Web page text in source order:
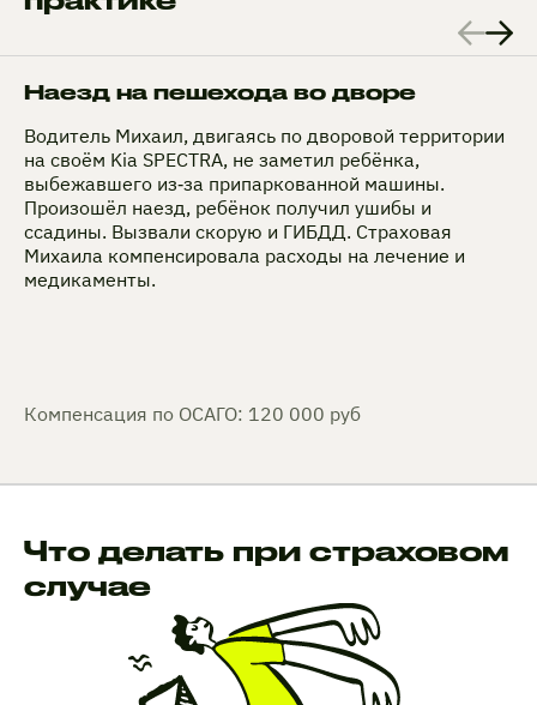
Наезд на пешехода во дворе
Водитель Михаил, двигаясь по дворовой территории
на своём Kia SPECTRA, не заметил ребёнка,
выбежавшего из‑за припаркованной машины.
Произошёл наезд, ребёнок получил ушибы и
ссадины. Вызвали скорую и ГИБДД. Страховая
Михаила компенсировала расходы на лечение и
медикаменты.
Компенсация по ОСАГО: 120 000 руб
Что делать при страховом
случае